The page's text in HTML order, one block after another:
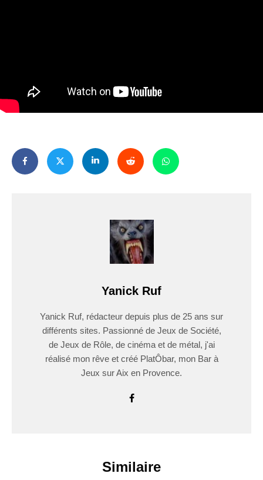
Yanick Ruf
Yanick Ruf, rédacteur depuis plus de 25 ans sur
différents sites. Passionné de Jeux de Société,
de Jeux de Rôle, de cinéma et de métal, j'ai
réalisé mon rêve et créé PlatÔbar, mon Bar à
Jeux sur Aix en Provence.
Similaire